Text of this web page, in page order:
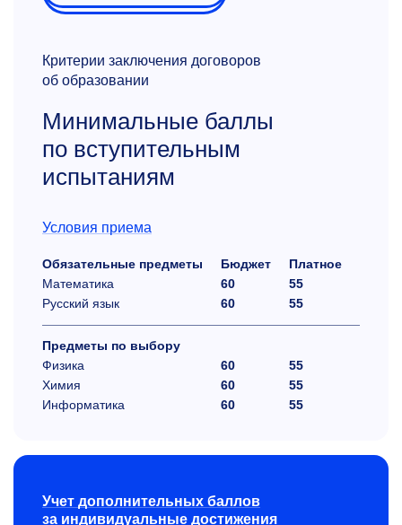
Критерии заключения договоров
об образовании
Минимальные баллы
по вступительным
испытаниям
Условия приема
Обязательные предметы Бюджет
Платное
Математика
60
55
Русский язык
60 55
Предметы по выбору
Физика
60
55
Химия
60
55
Информатика
60 55
Учет дополнительных баллов
за индивидуальные достижения